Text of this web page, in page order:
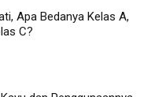
Apa Bedanya Kelas A,
C?